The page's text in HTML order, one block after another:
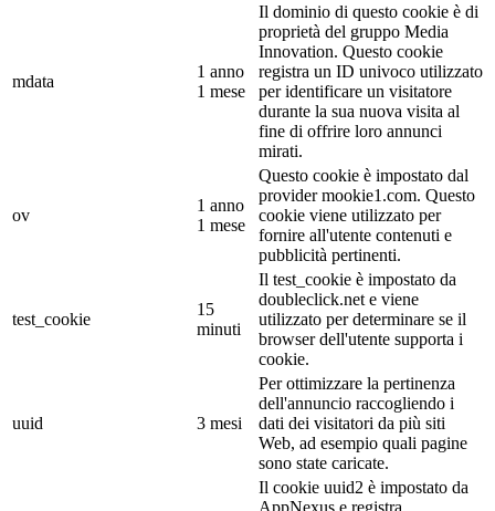
mdata
1 anno
1 mese
Il dominio di questo cookie è di
proprietà del gruppo Media
Innovation. Questo cookie
registra un ID univoco utilizzato
per identificare un visitatore
durante la sua nuova visita al
fine di offrire loro annunci
mirati.
ov
1 anno
1 mese
Questo cookie è impostato dal
provider mookie1.com. Questo
cookie viene utilizzato per
fornire all'utente contenuti e
pubblicità pertinenti.
test_cookie
15
minuti
Il test_cookie è impostato da
doubleclick.net e viene
utilizzato per determinare se il
browser dell'utente supporta i
cookie.
uuid 3 mesi
Per ottimizzare la pertinenza
dell'annuncio raccogliendo i
dati dei visitatori da più siti
Web, ad esempio quali pagine
sono state caricate.
Il cookie uuid2 è impostato da
AppNexus e registra